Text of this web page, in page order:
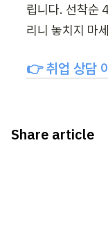
립니다. 선착순
리니 놓치지 마
👉 취업 상담
Share article